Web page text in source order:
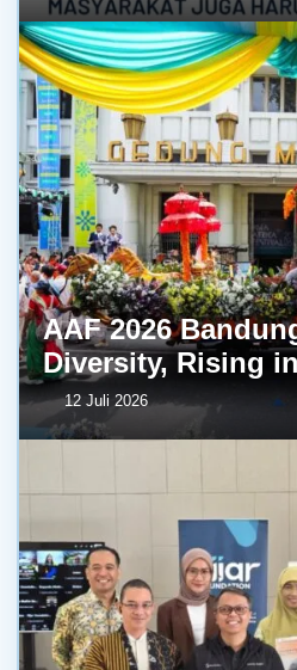
AAF 2026
Diversity, Rising
12 Juli 2026